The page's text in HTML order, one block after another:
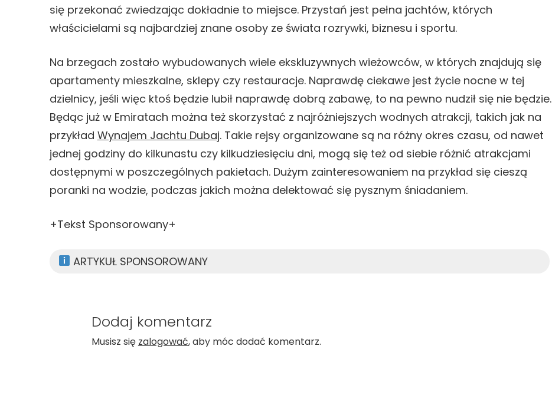
się przekonać zwiedzając dokładnie to miejsce. Przystań jest pełna jachtów, których
właścicielami są najbardziej znane osoby ze świata rozrywki, biznesu i sportu.
Na brzegach zostało wybudowanych wiele ekskluzywnych wieżowców, w których znajdują się
apartamenty mieszkalne, sklepy czy restauracje. Naprawdę ciekawe jest życie nocne w tej
dzielnicy, jeśli więc ktoś będzie lubił naprawdę dobrą zabawę, to na pewno nudził się nie będzie.
Będąc już w Emiratach można też skorzystać z najróżniejszych wodnych atrakcji, takich jak na
przykład Wynajem Jachtu Dubaj. Takie rejsy organizowane są na różny okres czasu, od nawet
jednej godziny do kilkunastu czy kilkudziesięciu dni, mogą się też od siebie różnić atrakcjami
dostępnymi w poszczególnych pakietach. Dużym zainteresowaniem na przykład się cieszą
poranki na wodzie, podczas jakich można delektować się pysznym śniadaniem.
+Tekst Sponsorowany+
ARTYKUŁ SPONSOROWANY
Dodaj komentarz
Musisz się zalogować, aby móc dodać komentarz.